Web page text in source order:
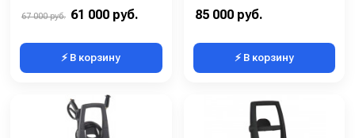
67 000 руб. 61 000 руб.
⚡ В корзину
Электропитание (В):
85 000 руб.
⚡ В корзину